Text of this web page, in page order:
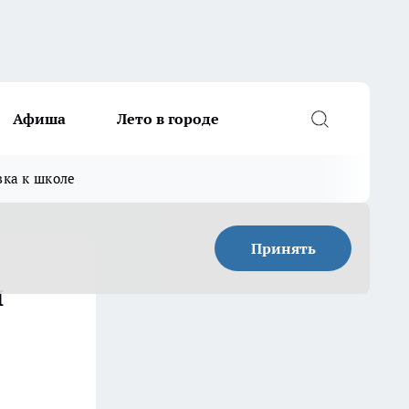
Афиша Лето в городе
к школе
Принять